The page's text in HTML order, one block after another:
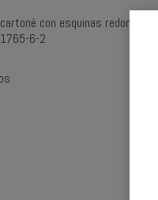
con esquinas redondeadas
6-2